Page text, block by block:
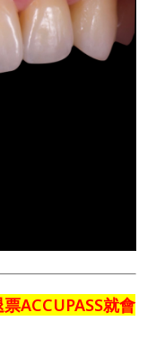
ACCUPASS就會